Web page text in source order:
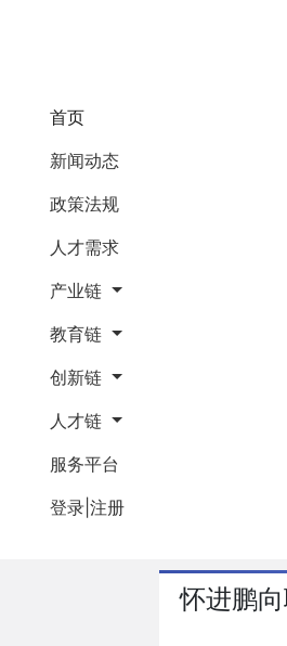
首页(current)
新闻动态
政策法规
人才需求
产业链
教育链
创新链
人才链
服务平台
登录|注册
怀进鹏